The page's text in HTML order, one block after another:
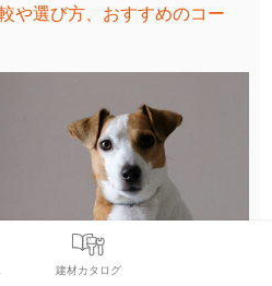
や選び方、おすすめのコー
建材カタログ